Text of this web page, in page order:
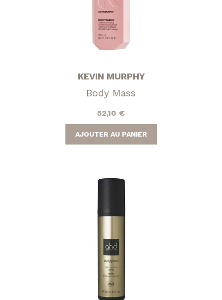
KEVIN MURPHY
Body Mass
52,10 €
AJOUTER AU PANIER